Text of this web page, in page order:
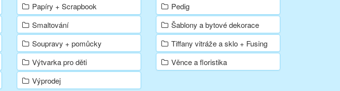
Papíry + Scrapbook
Pedig
Smaltování
Šablony a bytové dekorace
Soupravy + pomůcky
Tiffany vitráže a sklo + Fusing
Výtvarka pro děti
Věnce a floristika
Výprodej